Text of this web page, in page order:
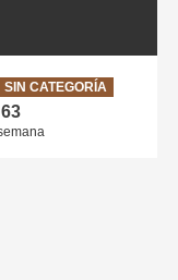
SIN CATEGORÍA